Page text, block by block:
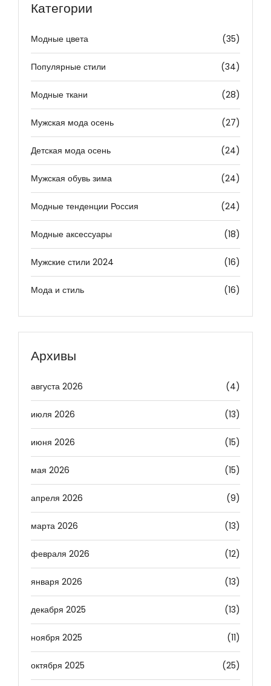
Категории
Модные цвета (35)
Популярные стили (34)
Модные ткани (28)
Мужская мода осень (27)
Детская мода осень (24)
Мужская обувь зима (24)
Модные тенденции Россия (24)
Модные аксессуары (18)
Мужские стили 2024 (16)
Мода и стиль (16)
Архивы
августа 2026 (4)
июля 2026 (13)
июня 2026 (15)
мая 2026 (15)
апреля 2026 (9)
марта 2026 (13)
февраля 2026 (12)
января 2026 (13)
декабря 2025 (13)
ноября 2025 (11)
октября 2025 (25)